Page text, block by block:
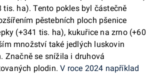
tis. ha). Tento pokles byl částečně
pěstebních ploch pšenice
(+341 tis. ha), kukuřice na zrno (+60
množství také jedlých luskovin
Značně se snížila i druhová
plodin.V roce 2024 například